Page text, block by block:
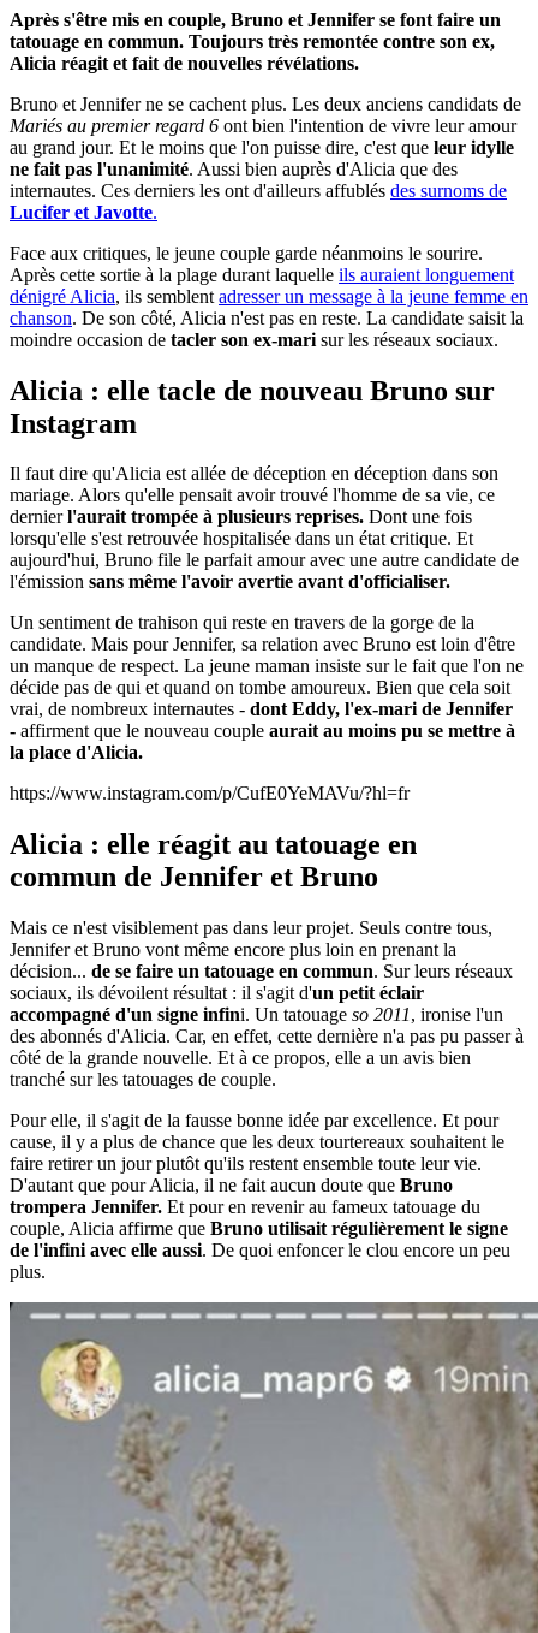
Après s'être mis en couple, Bruno et Jennifer se font faire un
tatouage en commun. Toujours très remontée contre son ex,
Alicia réagit et fait de nouvelles révélations.
Bruno et Jennifer ne se cachent plus. Les deux anciens candidats de
Mariés au premier regard 6 ont bien l'intention de vivre leur amour
au grand jour. Et le moins que l'on puisse dire, c'est que leur idylle
ne fait pas l'unanimité. Aussi bien auprès d'Alicia que des
internautes. Ces derniers les ont d'ailleurs affublés des surnoms de
Lucifer et Javotte.
Face aux critiques, le jeune couple garde néanmoins le sourire.
Après cette sortie à la plage durant laquelle ils auraient longuement
dénigré Alicia, ils semblent adresser un message à la jeune femme en
chanson. De son côté, Alicia n'est pas en reste. La candidate saisit la
moindre occasion de tacler son ex-mari sur les réseaux sociaux.
Alicia : elle tacle de nouveau Bruno sur
Instagram
Il faut dire qu'Alicia est allée de déception en déception dans son
mariage. Alors qu'elle pensait avoir trouvé l'homme de sa vie, ce
dernierl'aurait trompée à plusieurs reprises. Dont une fois
lorsqu'elle s'est retrouvée hospitalisée dans un état critique. Et
aujourd'hui, Bruno file le parfait amour avec une autre candidate de
l'émission sans même l'avoir avertie avant d'officialiser.
Un sentiment de trahison qui reste en travers de la gorge de la
candidate. Mais pour Jennifer, sa relation avec Bruno est loin d'être
un manque de respect. La jeune maman insiste sur le fait que l'on ne
décide pas de qui et quand on tombe amoureux. Bien que cela soit
vrai, de nombreux internautes - dont Eddy, l'ex-mari de Jennifer
- affirment que le nouveau couple aurait au moins pu se mettre à
la place d'Alicia.
https://www.instagram.com/p/CufE0YeMAVu/?hl=fr
Alicia : elle réagit au tatouage en
commun de Jennifer et Bruno
Mais ce n'est visiblement pas dans leur projet. Seuls contre tous,
Jennifer et Bruno vont même encore plus loin en prenant la
décision... de se faire un tatouage en commun. Sur leurs réseaux
sociaux, ils dévoilent résultat : il s'agit d'un petit éclair
accompagné d'un signe infini. Un tatouage so 2011, ironise l'un
des abonnés d'Alicia. Car, en effet, cette dernière n'a pas pu passer à
côté de la grande nouvelle. Et à ce propos, elle a un avis bien
tranché sur les tatouages de couple.
Pour elle, il s'agit de la fausse bonne idée par excellence. Et pour
cause, il y a plus de chance que les deux tourtereaux souhaitent le
faire retirer un jour plutôt qu'ils restent ensemble toute leur vie.
D'autant que pour Alicia, il ne fait aucun doute que Bruno
trompera Jennifer. Et pour en revenir au fameux tatouage du
couple, Alicia affirme que Bruno utilisait régulièrement le signe
de l'infini avec elle aussi. De quoi enfoncer le clou encore un peu
plus.